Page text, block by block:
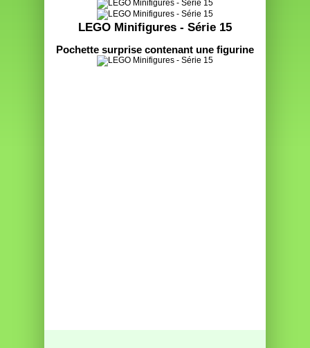
LEGO Minifigures - Série 15
Pochette surprise contenant une figurine